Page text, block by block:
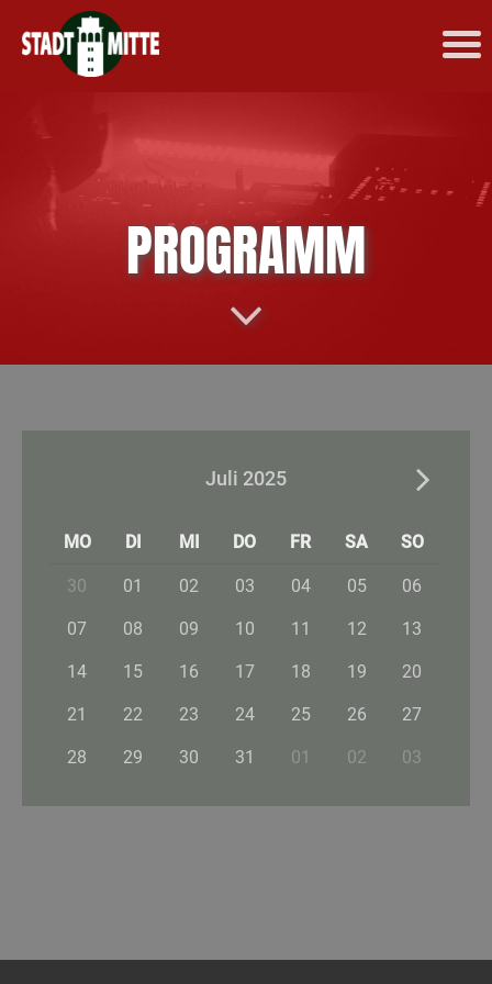
PROGRAMM
Juli 2025
MO DI MI DO FR SA SO
30 01 02 03 04 05 06
07 08 09 10 11 12 13
14 15 16 17 18 19 20
21 22 23 24 25 26 27
28 29 30 31 01 02 03